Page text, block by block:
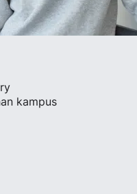
kampus